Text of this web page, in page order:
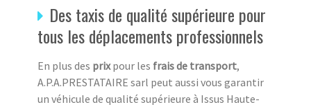
Des taxis de qualité supérieure pour
tous les déplacements professionnels
En plus des prixpour les frais de transport,
A.P.A.PRESTATAIRE sarl peut aussi vous garantir
un véhicule de qualité supérieure à Issus Haute-